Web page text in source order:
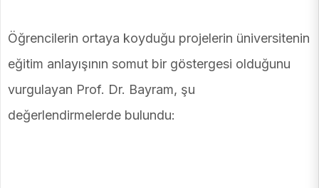
Öğrencilerin ortaya koyduğu projelerin üniversitenin
eğitim anlayışının somut bir göstergesi olduğunu
vurgulayan Prof. Dr. Bayram, şu
değerlendirmelerde bulundu: